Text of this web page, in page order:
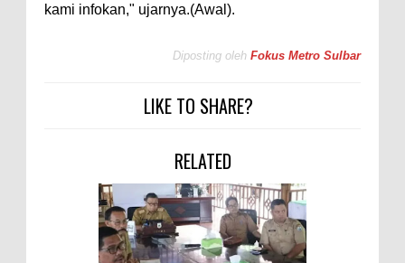
kami infokan," ujarnya.(Awal).
Diposting oleh Fokus Metro Sulbar
LIKE TO SHARE?
RELATED